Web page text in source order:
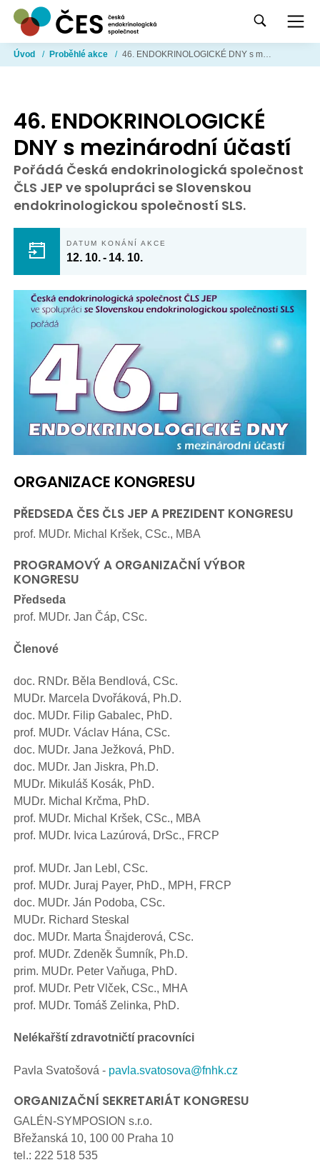
Úvod / Proběhlé akce / 46. ENDOKRINOLOGICKÉ DNY s mezinárodní účastí
46. ENDOKRINOLOGICKÉ
DNY s mezinárodní účastí
Pořádá Česká endokrinologická společnost
ČLS JEP ve spolupráci se Slovenskou
endokrinologickou společností SLS.
DATUM KONÁNÍ AKCE
12. 10.- 14. 10.
ORGANIZACE KONGRESU
PŘEDSEDA ČES ČLS JEP A PREZIDENT KONGRESU
prof. MUDr. Michal Kršek, CSc., MBA
PROGRAMOVÝ A ORGANIZAČNÍ VÝBOR
KONGRESU
Předseda
prof. MUDr. Jan Čáp, CSc.
Členové
doc. RNDr. Běla Bendlová, CSc.
MUDr. Marcela Dvořáková, Ph.D.
doc. MUDr. Filip Gabalec, PhD.
prof. MUDr. Václav Hána, CSc.
doc. MUDr. Jana Ježková, PhD.
doc. MUDr. Jan Jiskra, Ph.D.
MUDr. Mikuláš Kosák, PhD.
MUDr. Michal Krčma, PhD.
prof. MUDr. Michal Kršek, CSc., MBA
prof. MUDr. Ivica Lazúrová, DrSc., FRCP
prof. MUDr. Jan Lebl, CSc.
prof. MUDr. Juraj Payer, PhD., MPH, FRCP
doc. MUDr. Ján Podoba, CSc.
MUDr. Richard Steskal
doc. MUDr. Marta Šnajderová, CSc.
prof. MUDr. Zdeněk Šumník, Ph.D.
prim. MUDr. Peter Vaňuga, PhD.
prof. MUDr. Petr Vlček, CSc., MHA
prof. MUDr. Tomáš Zelinka, PhD.
Nelékařští zdravotničtí pracovníci
Pavla Svatošová - pavla.svatosova@fnhk.cz
ORGANIZAČNÍ SEKRETARIÁT KONGRESU
GALÉN-SYMPOSION s.r.o.
Břežanská 10, 100 00 Praha 10
tel.: 222 518 535